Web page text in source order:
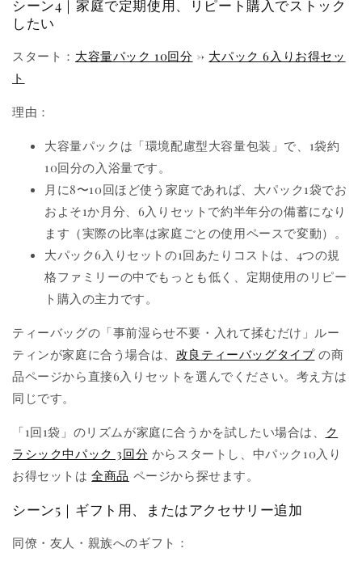
シーン4｜家庭で定期使用、リピート購入でストック
したい
スタート： 大容量パック 10回分 → 大パック 6入りお得セッ
ト
理由：
大容量パックは「環境配慮型大容量包装」で、1袋約
10回分の入浴量です。
月に8〜10回ほど使う家庭であれば、大パック1袋でお
およそ1か月分、6入りセットで約半年分の備蓄になり
ます（実際の比率は家庭ごとの使用ペースで変動）。
大パック6入りセットの1回あたりコストは、4つの規
格ファミリーの中でもっとも低く、定期使用のリピー
ト購入の主力です。
ティーバッグの「事前湿らせ不要・入れて揉むだけ」ルー
ティンが家庭に合う場合は、 改良ティーバッグタイプの商
品ページから直接6入りセットを選んでください。考え方は
同じです。
「1回1袋」のリズムが家庭に合うかを試したい場合は、
ク
ラシック中パック 3回分 からスタートし、中パック10入り
お得セットは全商品 ページから探せます。
シーン5｜ギフト用、またはアクセサリー追加
同僚・友人・親族へのギフト：